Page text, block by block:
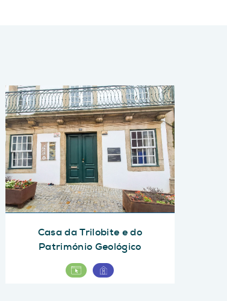
Casa da Trilobite e do
Património Geológico